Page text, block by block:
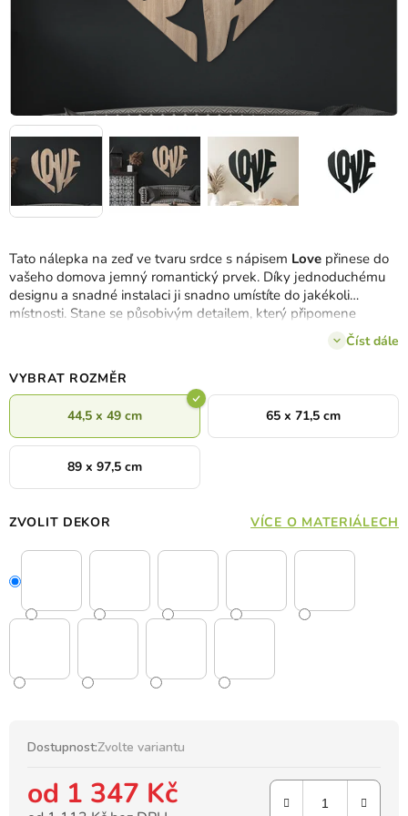
Tato nálepka na zeď ve tvaru srdce s nápisem Love přinese do
vašeho domova jemný romantický prvek. Díky jednoduchému
designu a snadné instalaci ji snadno umístíte do jakékoli
místnosti. Stane se působivým detailem, který připomene
Číst dále
VYBRAT ROZMĚR
44,5 x 49 cm 65 x 71,5 cm
89 x 97,5 cm
ZVOLIT DEKOR VÍCE O MATERIÁLECH
Dostupnost:Zvolte variantu
od 1 347 Kč